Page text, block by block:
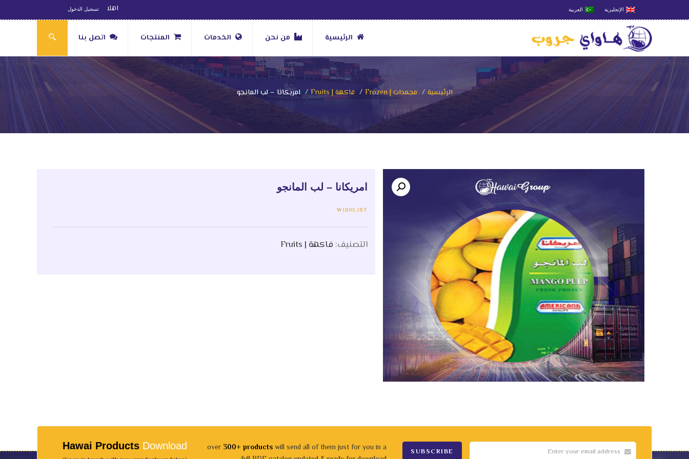
الإنجليزية العربية اهلا تسجيل الدخول
الرئيسية من نحن الخدمات المنتجات اتصل بنا
الرئيسية مجمدات | Frozen فاكهة | Fruits امريكانا – لب المانجو
امريكانا – لب المانجو
WISHLIST
التصنيف: فاكهة | Fruits
Hawai Products Download over300+ productswill send all of them just for you in a